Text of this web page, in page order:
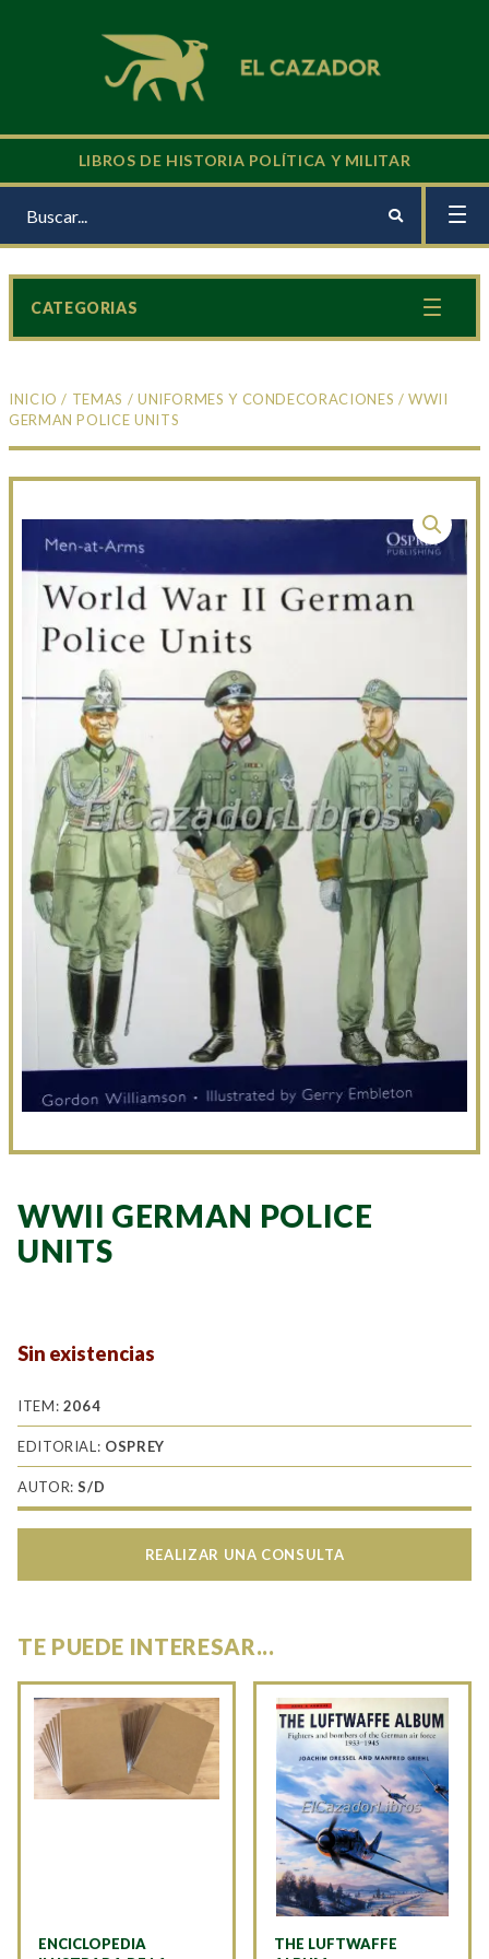
LIBROS DE HISTORIA POLÍTICA Y MILITAR
INICIO / TEMAS / UNIFORMES Y CONDECORACIONES / WWII
GERMAN POLICE UNITS
WWII GERMAN POLICE
UNITS
Sin existencias
ITEM: 2064
EDITORIAL: OSPREY
AUTOR:S/D
REALIZAR UNA CONSULTA
TE PUEDE INTERESAR...
ENCICLOPEDIA
THE LUFTWAFFE
CATEGORIAS